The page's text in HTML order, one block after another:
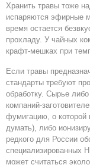
Хранить травы тоже
испаряются эфирные
время остается
прохладу. У чайных
крафт-мешках при
Если травы
стандарты требуют
обработку. Сырье
компаний-
фумигацию, о
думать), либо
редкого для России
специализированных
может считаться